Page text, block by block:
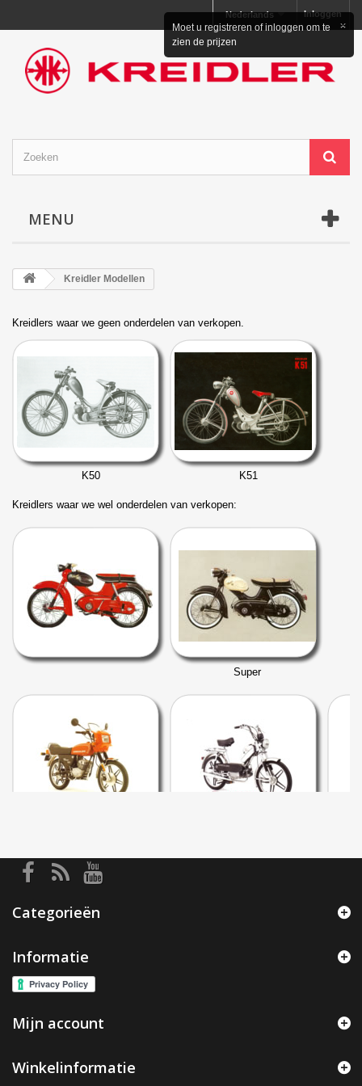
Inloggen
Nederlands
MENU
Kreidler Modellen
Categorieën
Informatie
Mijn account
Winkelinformatie
×
Moet u registreren of inloggen om te
zien de prijzen